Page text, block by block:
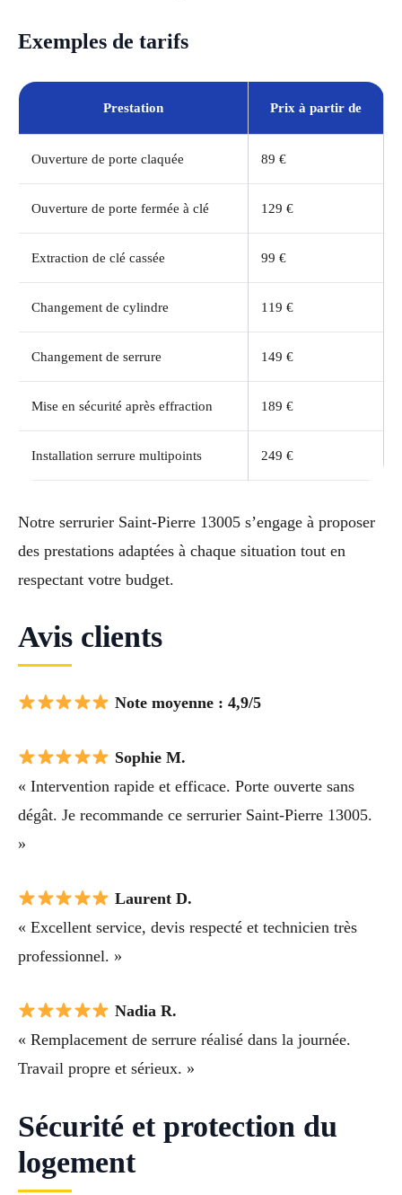
Exemples de tarifs
Prestation Prix à partir de
Ouverture de porte claquée 89 €
Ouverture de porte fermée à clé 129 €
Extraction de clé cassée 99 €
Changement de cylindre 119 €
Changement de serrure 149 €
Mise en sécurité après effraction 189 €
Installation serrure multipoints 249 €
Notre serrurier Saint-Pierre 13005 s’engage à proposer
des prestations adaptées à chaque situation tout en
respectant votre budget.
Avis clients
Note moyenne : 4,9/5
Sophie M.
« Intervention rapide et efficace. Porte ouverte sans
dégât. Je recommande ce serrurier Saint-Pierre 13005.
»
Laurent D.
« Excellent service, devis respecté et technicien très
professionnel. »
Nadia R.
« Remplacement de serrure réalisé dans la journée.
Travail propre et sérieux. »
Sécurité et protection du
logement